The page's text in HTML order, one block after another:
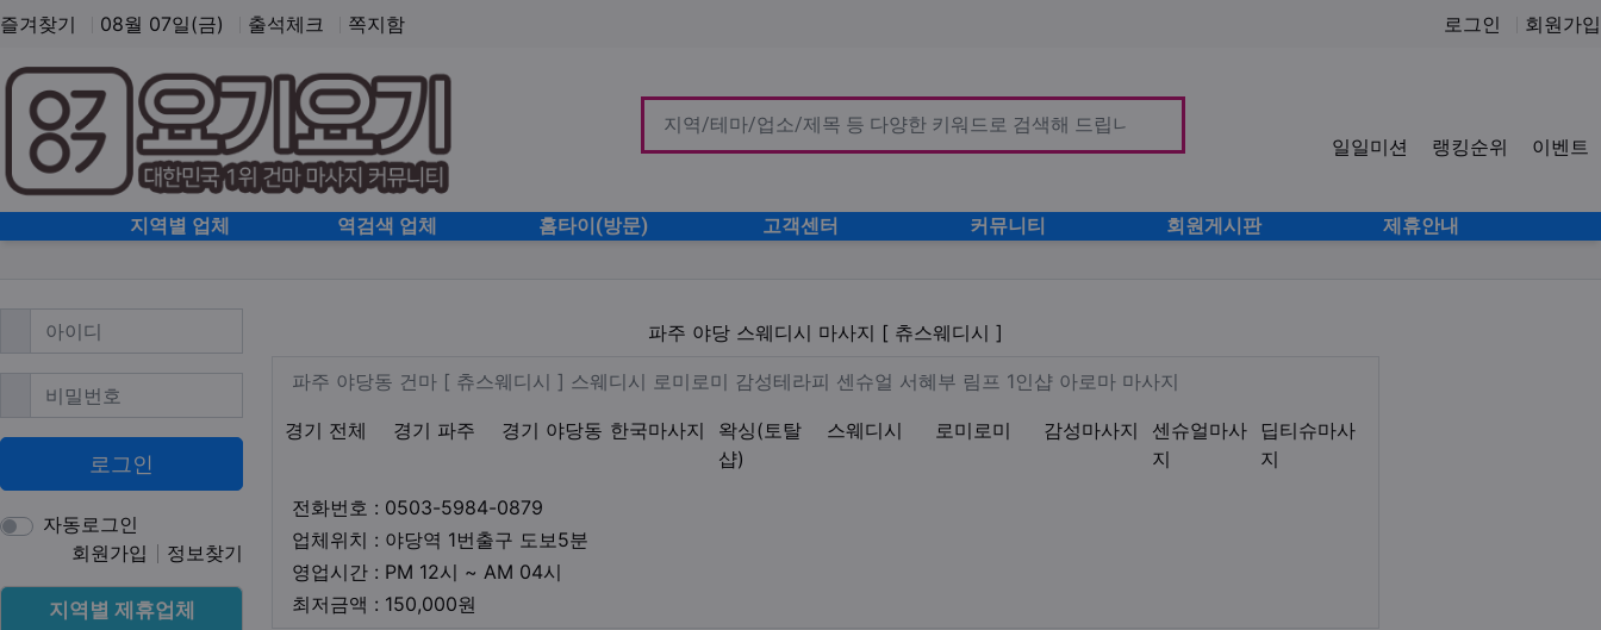
즐겨찾기 08월 07일(금) 출석체크 쪽지함 로그인 회원가입
일일미션 랭킹순위 이벤트
지역별 업체 역검색 업체 홈타이(방문) 고객센터 커뮤니티 회원게시판 제휴안내
파주 야당 스웨디시 마사지 [ 츄스웨디시 ]
파주 야당 스웨디시 마사지 [ 츄스웨디시 ]
업체 정보
파주 야당동 건마 [ 츄스웨디시 ] 스웨디시 로미로미 감성테라피 센슈얼 서혜
파주 야당동 건마 [ 츄스웨디시 ] 스웨디시 로미로미 감성테라피 센슈얼 서혜부 림프 1인샵 아로마 마사지
경기 전체 경기 파주 경기 야당동
지역1 한국마사지
왁싱(토탈
샵)
스웨디시 로미로미 감성마사지
센슈얼마사
지
딥티슈마사
지
테마
전화번호 : 0503-5984-0879
업체위치 : 야당역 1번출구 도보5분
영업시간 : PM 12시 ~ AM 04시
최저금액 : 150,000원
아이디 필수
비밀번호필수
로그인
자동로그인
회원가입
정보찾기
지역별 제휴업체